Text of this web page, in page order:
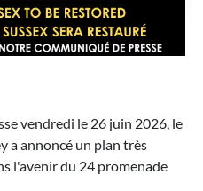
vendredi le 26 juin 2026, le
a annoncé un plan très
l'avenir du 24 promenade